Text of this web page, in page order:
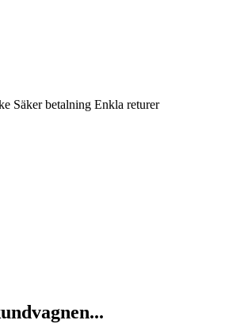
Säker betalning Enkla returer